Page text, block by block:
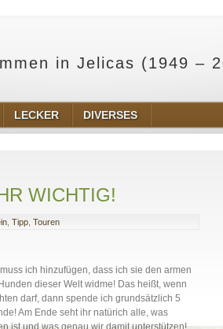
in Jelicas (1949 –
LECKER DIVERSES
WICHTIG!
Tipp Touren
ich hinzufügen, dass ich sie den armen
dieser Welt widme! Das heißt, wenn
darf, dann spende ich grundsätzlich 5
Am Ende seht ihr natürich alle, was
ist und was genau wir damit unterstützen!